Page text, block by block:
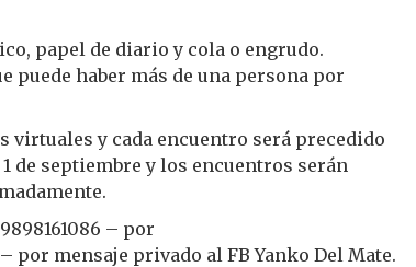
papel de diario y cola o engrudo.
puede haber más de una persona por
y cada encuentro será precedido
de septiembre y los encuentros serán
– por
– por mensaje privado al FB Yanko Del Mate.